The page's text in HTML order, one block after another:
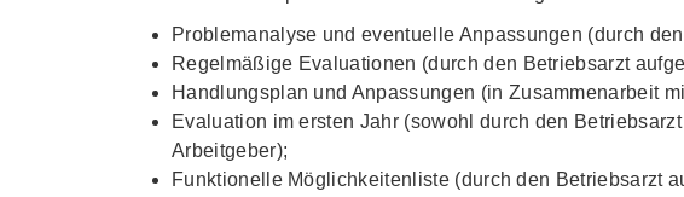
Problemanalyse und eventuelle Anpassungen (durch
Regelmäßige Evaluationen (durch den Betriebsarzt
Handlungsplan und Anpassungen (in Zusammenarbeit
Evaluation im ersten Jahr (sowohl durch den
Arbeitgeber);
Funktionelle Möglichkeitenliste (durch den Betriebsarzt